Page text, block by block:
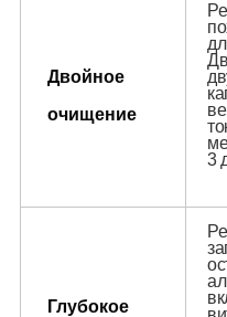
Лечение
Пищевое расстройство
Статьи
Двойное
очищение
3
Глубокое